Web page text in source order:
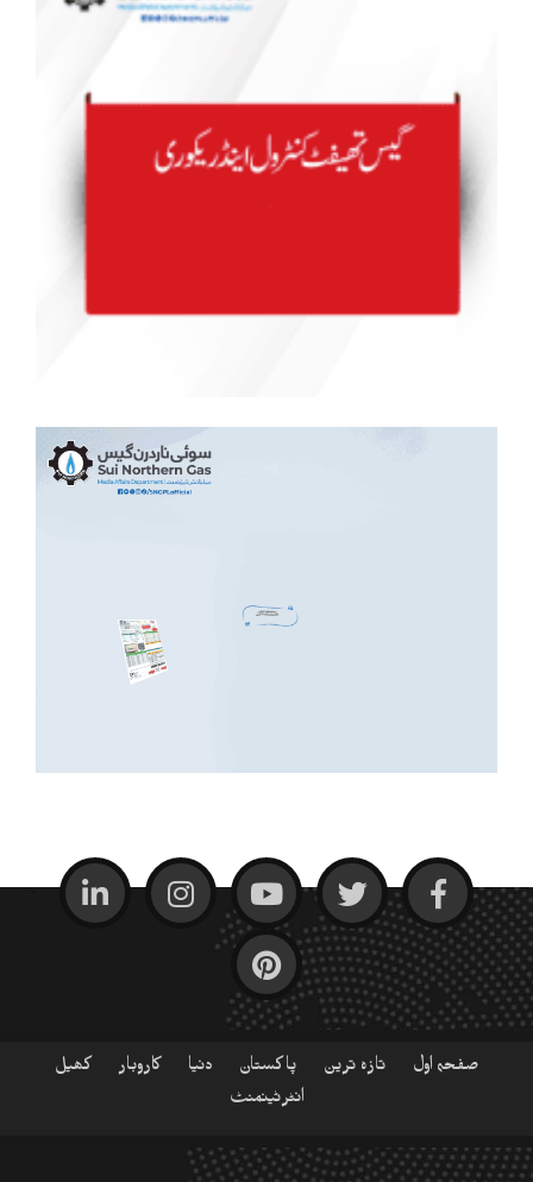
صفحہ اول تازہ ترین پاکستان دنیا کاروبار
کھیل
انٹرٹینمنٹ